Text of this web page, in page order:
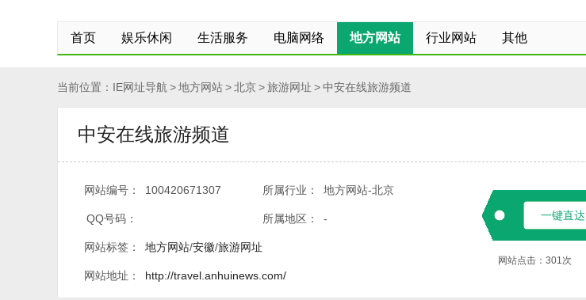
首页 娱乐休闲 生活服务 电脑网络 地方网站 行业网站 其他
当前位置： IE网址导航 >地方网站>北京>旅游网址 >中安在线旅游频道
中安在线旅游频道
网站编号： 100420671307 所属行业： 地方网站-北京
QQ号码： 所属地区： -
网站标签： 地方网站/安徽/旅游网址
网站地址： http://travel.anhuinews.com/
一键直达
网站点击： 301次